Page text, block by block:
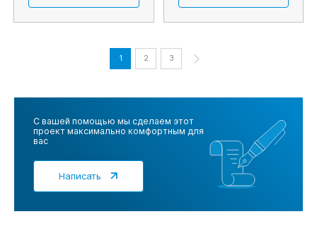
1 2 3
С вашей помощью мы сделаем этот
проект максимально комфортным для
вас
Написать